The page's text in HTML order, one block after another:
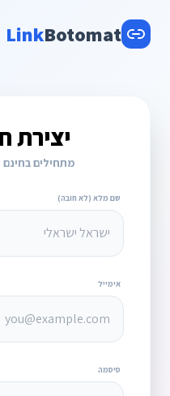
Botomat
Link
יצירת
מתחילים
שם מלא (לא חובה)
אימייל
סיסמה